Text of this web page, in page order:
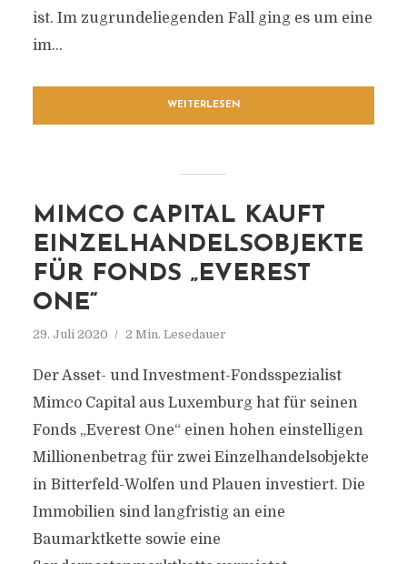
ist. Im zugrundeliegenden Fall ging es um eine
im...
WEITERLESEN
MIMCO CAPITAL KAUFT
EINZELHANDELSOBJEKTE
FÜR FONDS „EVEREST
ONE“
29. Juli 2020 2 Min. Lesedauer
Der Asset- und Investment-Fondsspezialist
Mimco Capital aus Luxemburg hat für seinen
Fonds „Everest One“ einen hohen einstelligen
Millionenbetrag für zwei Einzelhandelsobjekte
in Bitterfeld-Wolfen und Plauen investiert. Die
Immobilien sind langfristig an eine
Baumarktkette sowie eine